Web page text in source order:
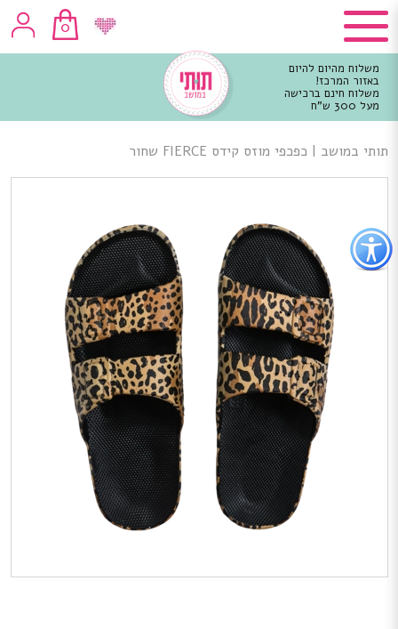
כפתור
לפתיחת
תפריט
נגישות
0
משלוח מהיום להיום
באזור המרכז!
משלוח חינם ברכישה
מעל 300 ש"ח
מרכזי
תותי במושב | כפכפי מוזס קידס FIERCE שחור